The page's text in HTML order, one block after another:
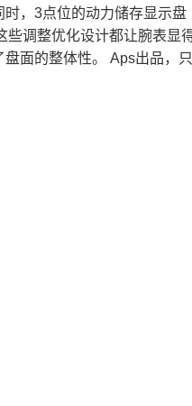
，3点位的动力储存显示盘
些调整优化设计都让腕表显
面的整体性。 Aps出品，